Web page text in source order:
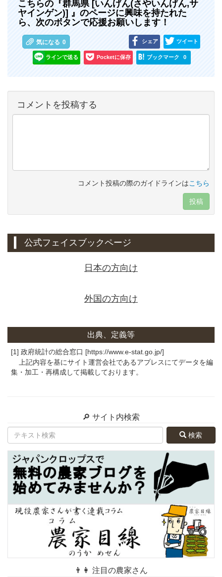
こちらの『群馬県 [いんげん(さやいんげん,サ
ヤインゲン)] 』のページに興味を持たれた
ら、次のボタンで応援お願いします！
気になる 0 シェア ツイート
ラインで送る Pocketに保存 ブックマーク 0
コメントを投稿する
コメント投稿の際のガイドラインはこちら
投稿
公式フェイスブックページ
日本の方向け
外国の方向け
出典、定義等
[1] 政府統計の総合窓口 [https://www.e-stat.go.jp/]
上記内容を基にサイト運営会社であるアプレスにてデータを編
集・加工・再構成して掲載しております。
🔎 サイト内検索
検索
👨👩 注目の農家さん